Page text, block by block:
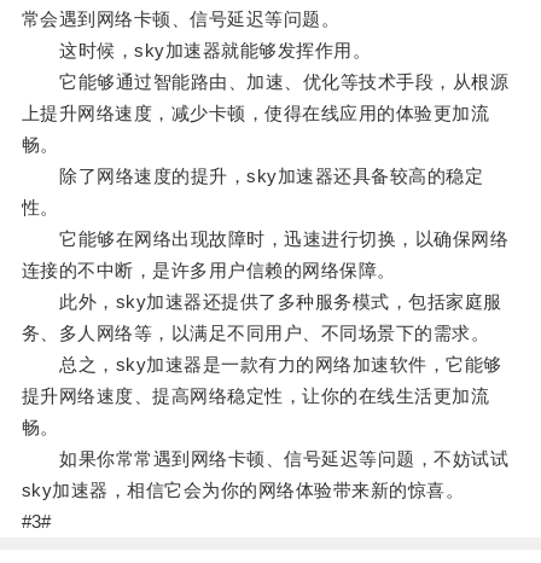
常会遇到网络卡顿、信号延迟等问题。
这时候，sky加速器就能够发挥作用。
它能够通过智能路由、加速、优化等技术手段，从根源
上提升网络速度，减少卡顿，使得在线应用的体验更加流
畅。
除了网络速度的提升，sky加速器还具备较高的稳定
性。
它能够在网络出现故障时，迅速进行切换，以确保网络
连接的不中断，是许多用户信赖的网络保障。
此外，sky加速器还提供了多种服务模式，包括家庭服
务、多人网络等，以满足不同用户、不同场景下的需求。
总之，sky加速器是一款有力的网络加速软件，它能够
提升网络速度、提高网络稳定性，让你的在线生活更加流
畅。
如果你常常遇到网络卡顿、信号延迟等问题，不妨试试
sky加速器，相信它会为你的网络体验带来新的惊喜。
#3#